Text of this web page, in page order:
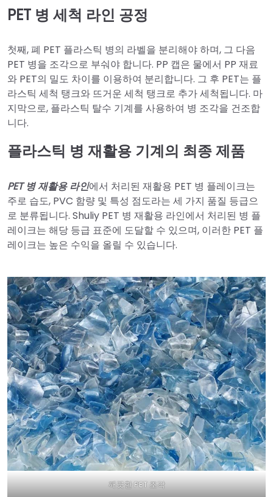
PET 병 세척 라인 공정
첫째, 폐 PET 플라스틱 병의 라벨을 분리해야 하며, 그 다음
PET 병을 조각으로 부숴야 합니다. PP 캡은 물에서 PP 재료
와 PET의 밀도 차이를 이용하여 분리합니다. 그 후 PET는 플
라스틱 세척 탱크와 뜨거운 세척 탱크로 추가 세척됩니다. 마
지막으로, 플라스틱 탈수 기계를 사용하여 병 조각을 건조합
니다.
플라스틱 병 재활용 기계의 최종 제품
PET 병 재활용 라인에서 처리된 재활용 PET 병 플레이크는
주로 습도, PVC 함량 및 특성 점도라는 세 가지 품질 등급으
로 분류됩니다. Shuliy PET 병 재활용 라인에서 처리된 병 플
레이크는 해당 등급 표준에 도달할 수 있으며, 이러한 PET 플
레이크는 높은 수익을 올릴 수 있습니다.
깨끗한 PET 조각